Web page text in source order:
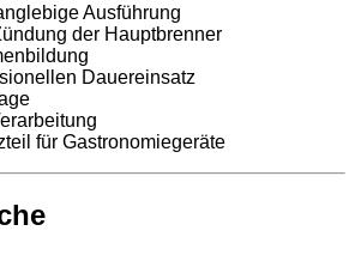
Ausführung
der Hauptbrenner
Dauereinsatz
für Gastronomiegeräte